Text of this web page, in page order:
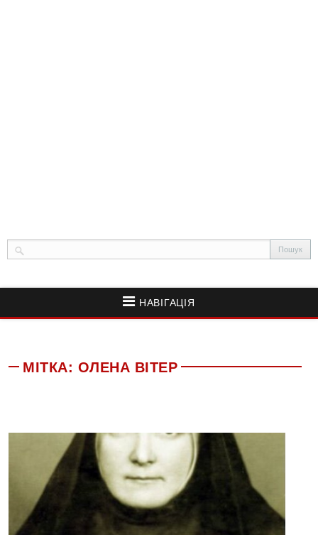
НАВІГАЦІЯ
МІТКА: ОЛЕНА ВІТЕР